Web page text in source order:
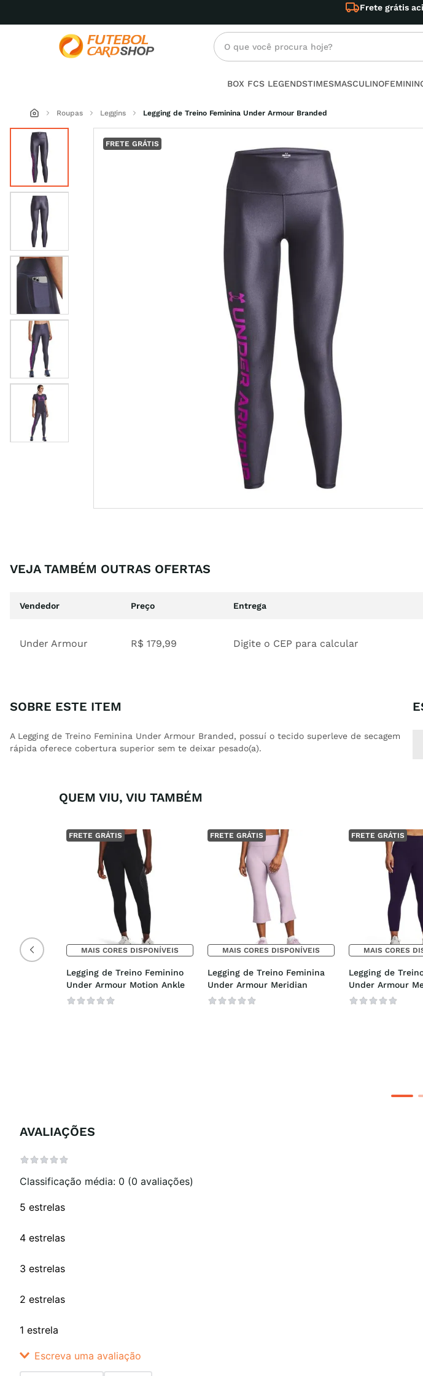
Frete grátis acima de
O que você procura hoje?
BOX FCS LEGENDSTIMESMASCULINO
Roupas Leggins Legging de Treino Feminina Under Armour Branded
FRETE GRÁTIS
VEJA TAMBÉM OUTRAS OFERTAS
Vendedor Preço Entrega
Under Armour R$ 179,99 Digite o CEP para calcular
SOBRE ESTE ITEM
A Legging de Treino Feminina Under Armour Branded, possuí o tecido superleve de secagem
rápida oferece cobertura superior sem te deixar pesado(a).
QUEM VIU, VIU TAMBÉM
FRETE GRÁTIS
MAIS CORES DISPONÍVEIS
Legging de Treino Feminino
Under Armour Motion Ankle
FRETE GRÁTIS
MAIS CORES DISPONÍVEIS
Legging de Treino Feminina
Under Armour Meridian
FRETE GRÁTIS
MAIS CORES
Legging de
Under Armour
AVALIAÇÕES
Classificação média: 0 (0 avaliações)
5 estrelas
4 estrelas
3 estrelas
2 estrelas
1 estrela
Escreva uma avaliação
Termos mais buscados
1º feminino
4 under armour
preto
crossfit
º
9º futebol
10ºtimes